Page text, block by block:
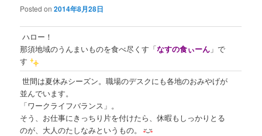
Posted on2014年8月28日
ハロー！
那須地域のうんまいものを食べ尽くす「なすの食ぃーん 」で
す
世間は夏休みシーズン。職場のデスクにも各地のおみやげが
並んでいます。
「ワークライフバランス」。
そう、お仕事にきっちり片を付けたら、休暇もしっかりとる
のが、大人のたしなみというもの。